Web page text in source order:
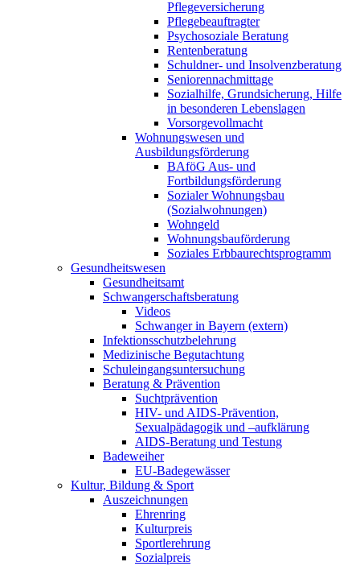
Pflegeversicherung
Pflegebeauftragter
Psychosoziale Beratung
Rentenberatung
Schuldner- und Insolvenzberatung
Seniorennachmittage
Sozialhilfe, Grundsicherung, Hilfe
in besonderen Lebenslagen
Vorsorgevollmacht
Wohnungswesen und
Ausbildungsförderung
BAföG Aus- und
Fortbildungsförderung
Sozialer Wohnungsbau
(Sozialwohnungen)
Wohngeld
Wohnungsbauförderung
Soziales Erbbaurechtsprogramm
Gesundheitswesen
Gesundheitsamt
Schwangerschaftsberatung
Videos
Schwanger in Bayern (extern)
Infektionsschutzbelehrung
Medizinische Begutachtung
Schuleingangsuntersuchung
Beratung & Prävention
Suchtprävention
HIV- und AIDS-Prävention,
Sexualpädagogik und –aufklärung
AIDS-Beratung und Testung
Badeweiher
EU-Badegewässer
Kultur, Bildung & Sport
Auszeichnungen
Ehrenring
Kulturpreis
Sportlerehrung
Sozialpreis